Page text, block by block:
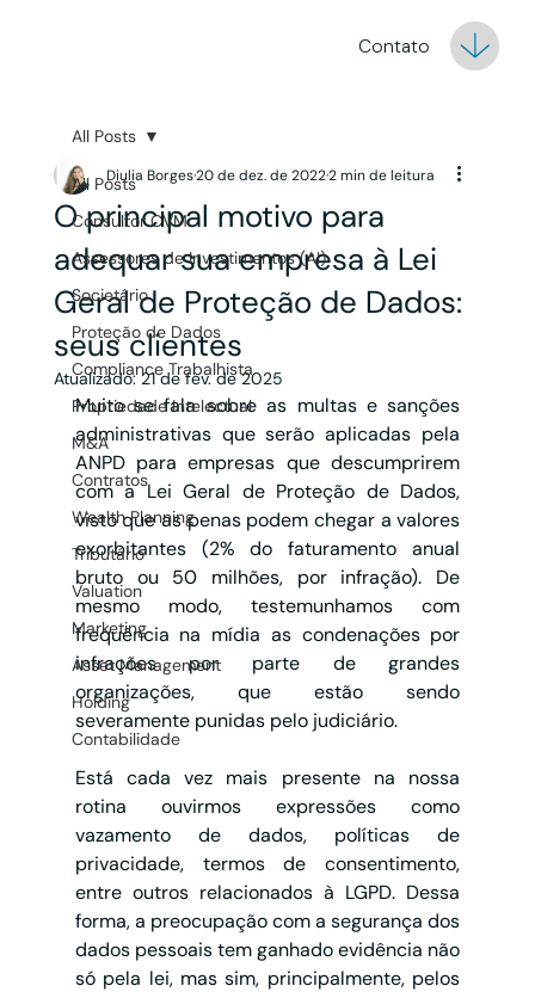
Contato
All Posts
Consultor CVM
Assessores de Investimentos (AI)
Societário
Proteção de Dados
Compliance Trabalhista
Propriedade Intelectual
M&A
Contratos
Wealth Planning
Tributário
Valuation
Marketing
Asset Management
Holding
Contabilidade
All Posts
O principal motivo para
adequar sua empresa à Lei
Geral de Proteção de Dados:
seus clientes
Diulia Borges20 de dez. de 20222 min de leitura
Atualizado:21 de fev. de 2025
Muito se fala sobre as multas e sanções
administrativas que serão aplicadas pela
ANPD para empresas que descumprirem
com a Lei Geral de Proteção de Dados,
visto que as penas podem chegar a valores
exorbitantes (2% do faturamento anual
bruto ou 50 milhões, por infração). De
mesmo modo, testemunhamos com
frequência na mídia as condenações por
infrações por parte de grandes
organizações, que estão sendo
severamente punidas pelo judiciário.
Está cada vez mais presente na nossa
rotina ouvirmos expressões como
vazamento de dados, políticas de
privacidade, termos de consentimento,
entre outros relacionados à LGPD. Dessa
forma, a preocupação com a segurança dos
dados pessoais tem ganhado evidência não
só pela lei, mas sim, principalmente, pelos